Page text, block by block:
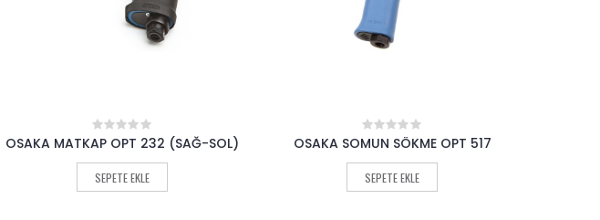
0
of
5
OSAKA SOMUN SÖKME OPT 517
SEPETE EKLE
0
of
5
OSAKA EĞE MOTORU OPT 315
SEPETE EKLE